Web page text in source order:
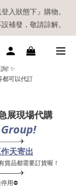
所有貨品都需要訂
入狀態下』購物。
補發，敬請諒解。
後，本店只會以電
箱。
所有貨品都需要訂
! ✨
都可以代訂
展現場代購
天寄出
品都需要訂貨喔！
用⛔️